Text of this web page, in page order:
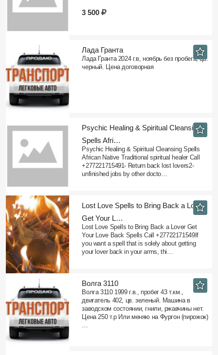
3 500
Лада Гранта
Лада Гранта 2024 г.в, ноябрь без пробега, цв.
черный. Цена договорная
​Psychic Healing & Spiritual Cleansing
Spells Afri…
Psychic Healing & Spiritual Cleansing Spells
African Native Traditional spiritual healer Call
+277221715491- Return back lost lovers2-
unfinished jobs by other docto…
​Lost Love Spells to Bring Back a Lover
Get Your L…
Lost Love Spells to Bring Back a Lover Get
Your Love Back Spells Call +27722171549If
you want a spell that is solely about getting
your lover back in your arms, thi…
Волга 3110
Волга 3110 1999 г.в., пробег 43 т.км.,
двигатель 402, цв. зеленый. Машина в
заводском состоянии, гнили, ржавчины нет.
Цена 250 т.р Или меняю на Фургон (пирожок)
…